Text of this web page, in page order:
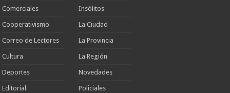
Comerciales
Cooperativismo
Correo de Lectores
Cultura
Deportes
Editorial
Insólitos
La Ciudad
La Provincia
La Región
Novedades
Policiales